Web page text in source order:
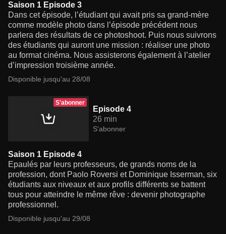
Saison 1 Episode 3
Dans cet épisode, l’étudiant qui avait pris sa grand-mère
comme modèle photo dans l’épisode précédent nous
parlera des résultats de ce photoshoot. Puis nous suivrons
des étudiants qui auront une mission : réaliser une photo
au format cinéma. Nous assisterons également à l’atelier
d’impression troisième année.
Disponible jusqu'au 28/08
S'abonner
Episode 4
26 min
S'abonner
Saison 1 Episode 4
Epaulés par leurs professeurs, de grands noms de la
profession, dont Paolo Roversi et Dominique Isserman, six
étudiants aux niveaux et aux profils différents se battent
tous pour atteindre le même rêve : devenir photographe
professionnel.
Disponible jusqu'au 29/08